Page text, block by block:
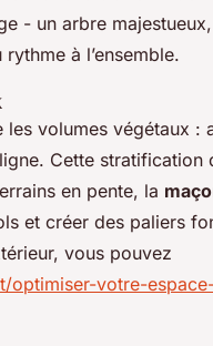
- un arbre
à l’ensemble.
les volumes végétaux :
Cette stratification
en pente, la
et créer des paliers
vous pouvez
optimiser-votre-